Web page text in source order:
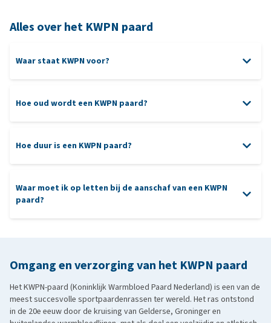
Alles over het KWPN paard
Waar staat KWPN voor?
Hoe oud wordt een KWPN paard?
Hoe duur is een KWPN paard?
Waar moet ik op letten bij de aanschaf van een KWPN
paard?
Omgang en verzorging van het KWPN paard
Het KWPN-paard (Koninklijk Warmbloed Paard Nederland) is een van de
meest succesvolle sportpaardenrassen ter wereld. Het ras ontstond
in de 20e eeuw door de kruising van Gelderse, Groninger en